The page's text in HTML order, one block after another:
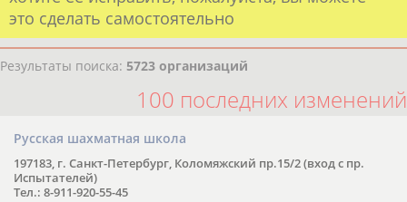
это сделать самостоятельно
Результаты поиска: 5723 организаций
100 последних изменений
Русская шахматная школа
197183, г. Санкт-Петербург, Коломяжский пр.15/2 (вход с пр.
Испытателей)
Тел.: 8-911-920-55-45